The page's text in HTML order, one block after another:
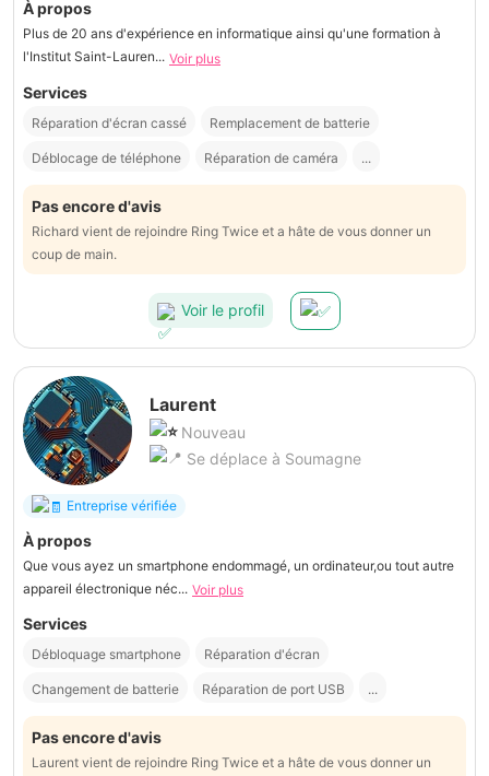
À propos
Plus de 20 ans d'expérience en informatique ainsi qu'une formation à
l'Institut Saint-Lauren... Voir plus
Services
Réparation d'écran cassé Remplacement de batterie
Déblocage de téléphone Réparation de caméra ...
Pas encore d'avis
Richard vient de rejoindre Ring Twice et a hâte de vous donner un
coup de main.
Voir le profil
Laurent
Nouveau
Se déplace à Soumagne
Entreprise vérifiée
À propos
Que vous ayez un smartphone endommagé, un ordinateur,ou tout autre
appareil électronique néc... Voir plus
Services
Débloquage smartphone Réparation d'écran
Changement de batterie Réparation de port USB ...
Pas encore d'avis
Laurent vient de rejoindre Ring Twice et a hâte de vous donner un